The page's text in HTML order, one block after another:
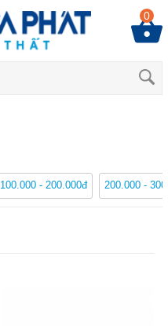
0
100.000 - 200.000đ 200.000 -